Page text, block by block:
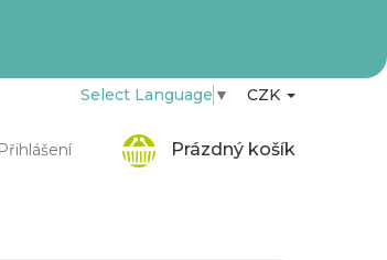
Přihlášení
Select Language ▼ CZK
Prázdný košík